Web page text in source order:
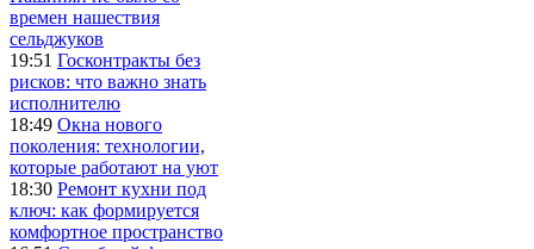
времен нашествия
сельджуков
19:51 Госконтракты без
рисков: что важно знать
исполнителю
18:49 Окна нового
поколения: технологии,
которые работают на уют
18:30 Ремонт кухни под
ключ: как формируется
комфортное пространство